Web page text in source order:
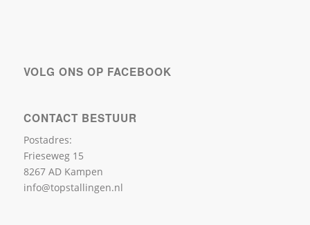
VOLG ONS OP FACEBOOK
CONTACT BESTUUR
Postadres:
Frieseweg 15
8267 AD Kampen
info@topstallingen.nl